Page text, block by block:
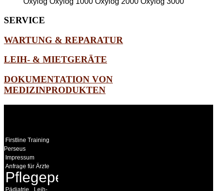
SERVICE
WARTUNG & REPARATUR
LEIH- & MIETGERÄTE
DOKUMENTATION VON
MEDIZINPRODUKTEN
Firstline Training
Perseus
Impressum
Anfrage für Ärzte
Pflegepersonal
Pädiatrie
Leih-